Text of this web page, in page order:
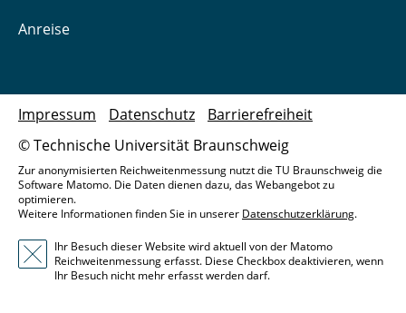
Anreise
© Technische Universität Braunschweig
Impressum Datenschutz Barrierefreiheit
Zur anonymisierten Reichweitenmessung nutzt die TU Braunschweig die
Software Matomo. Die Daten dienen dazu, das Webangebot zu
optimieren.
Weitere Informationen finden Sie in unserer Datenschutzerklärung.
Ihr Besuch dieser Website wird aktuell von der Matomo
Reichweitenmessung erfasst. Diese Checkbox deaktivieren, wenn
Ihr Besuch nicht mehr erfasst werden darf.